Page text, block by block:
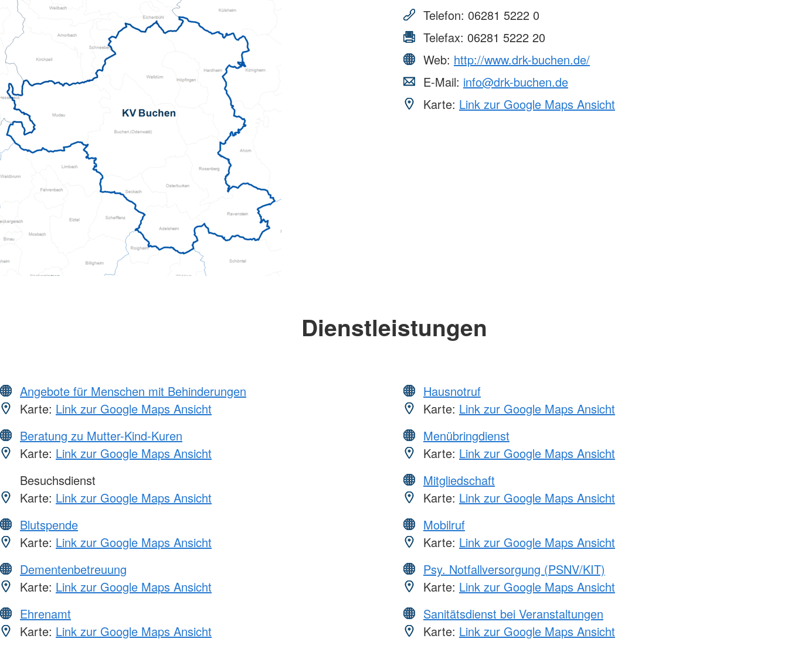
erwachsene Zuwanderer (MBE)
Telefon: 06281 5222 0
Telefax: 06281 5222 20
Web: http://www.drk-buchen.de/
E-Mail: info@drk-buchen.de
Karte: Link zur Google Maps Ansicht
Dienstleistungen
Angebote für Menschen mit Behinderungen
Karte: Link zur Google Maps Ansicht
Beratung zu Mutter-Kind-Kuren
Karte: Link zur Google Maps Ansicht
Besuchsdienst
Karte: Link zur Google Maps Ansicht
Blutspende
Karte: Link zur Google Maps Ansicht
Dementenbetreuung
Karte: Link zur Google Maps Ansicht
Ehrenamt
Karte: Link zur Google Maps Ansicht
Hausnotruf
Karte: Link zur Google Maps Ansicht
Menübringdienst
Karte: Link zur Google Maps Ansicht
Mitgliedschaft
Karte: Link zur Google Maps Ansicht
Mobilruf
Karte: Link zur Google Maps Ansicht
Psy. Notfallversorgung (PSNV/KIT)
Karte: Link zur Google Maps Ansicht
Sanitätsdienst bei Veranstaltungen
Karte: Link zur Google Maps Ansicht